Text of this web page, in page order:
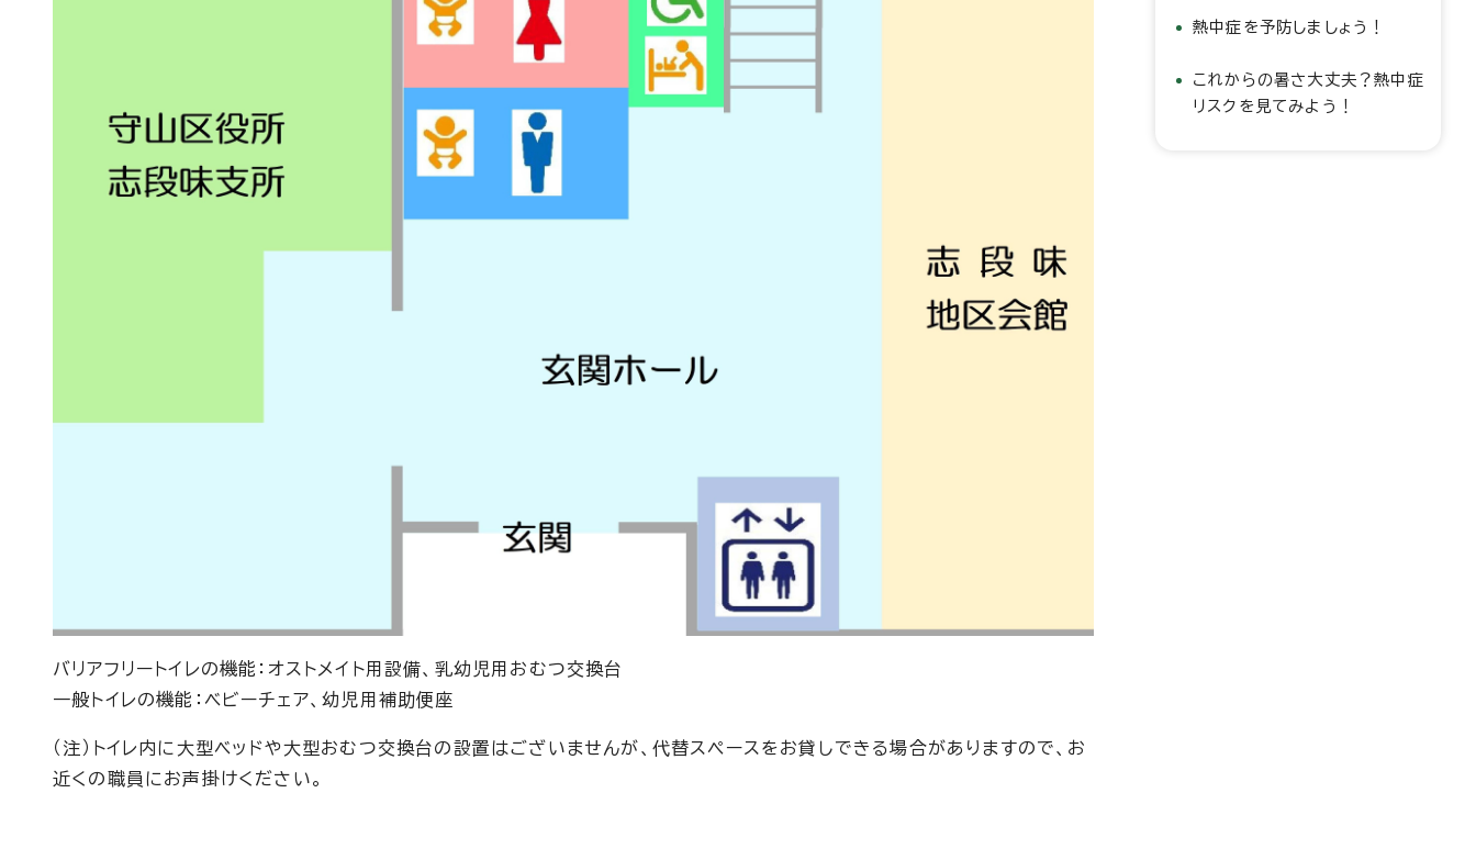
バリアフリートイレの機能：オストメイト用設備、乳幼児用おむつ交換台
一般トイレの機能：ベビーチェア、幼児用補助便座
（注）トイレ内に大型ベッドや大型おむつ交換台の設置はございませんが、代替スペースをお貸しできる場合がありますので、お
近くの職員にお声掛けください。
熱中症を予防しましょう！
これからの暑さ大丈夫？熱中症
リスクを見てみよう！